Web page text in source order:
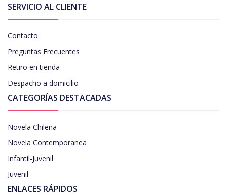
SERVICIO AL CLIENTE
Contacto
Preguntas Frecuentes
Retiro en tienda
Despacho a domicilio
CATEGORÍAS DESTACADAS
Novela Chilena
Novela Contemporanea
Infantil-Juvenil
Juvenil
ENLACES RÁPIDOS